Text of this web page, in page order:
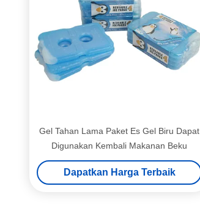
Gel Tahan Lama Paket Es Gel Biru Dapat
Digunakan Kembali Makanan Beku
Dapatkan Harga Terbaik